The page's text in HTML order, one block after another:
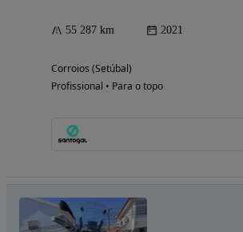
55 287 km 2021
Corroios (Setúbal)
Profissional • Para o topo